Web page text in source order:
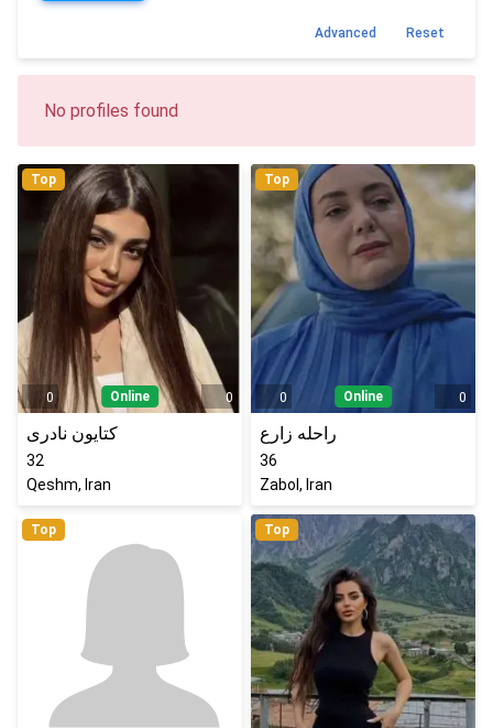
Advanced Reset
No profiles found
Top
0 Online 0
کتایون نادری
32
Qeshm, Iran
Top
0 Online 0
راحله زارع
36
Zabol, Iran
Top Top